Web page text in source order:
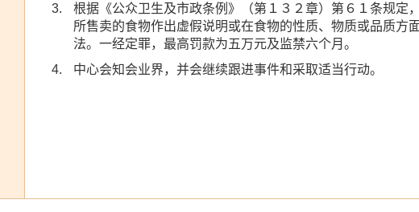
根据《公众卫生及市政条例》（第１３２章）第６１条规定
所售卖的食物作出虚假说明或在食物的性质、物质或品质方
法。一经定罪，最高罚款为五万元及监禁六个月。
中心会知会业界，并会继续跟进事件和采取适当行动。